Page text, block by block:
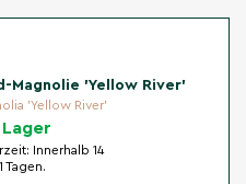
Magnolie 'Yellow River'
'Yellow River'
Innerhalb 14
Tagen.